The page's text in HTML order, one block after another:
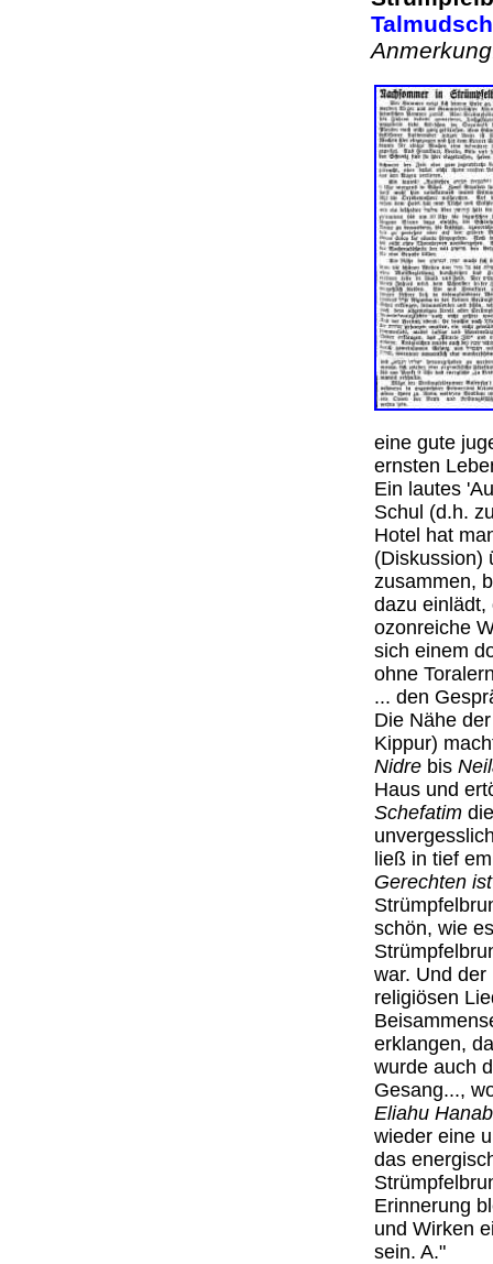
eine gute
ernsten
Ein lautes
Schul (d.h.
Hotel hat
(Diskussion)
zusammen,
dazu einlädt,
ozonreiche
sich einem
ohne
... den
Die Nähe
Kippur)
Nidre bis
Haus und
Schefatim
ließ in tief
Gerechten
schön, wie
war. Und
religiösen
erklangen,
wurde auch
Gesang...,
Eliahu
wieder eine
das
Erinnerung
und Wirken
sein. A."